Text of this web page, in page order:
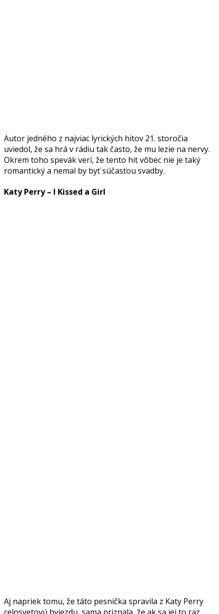
Autor jedného z najviac lyrických hitov 21. storočia
uviedol, že sa hrá v rádiu tak často, že mu lezie na nervy.
Okrem toho spevák verí, že tento hit vôbec nie je taký
romantický a nemal by byť súčasťou svadby.
Katy Perry – I Kissed a Girl
Aj napriek tomu, že táto pesnička spravila z Katy Perry